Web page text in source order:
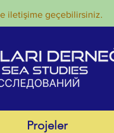
iletişime geçebilirsiniz.
Projeler